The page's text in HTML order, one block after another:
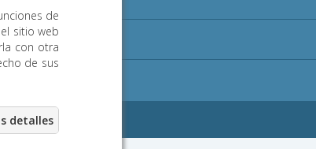
de
sitio web
con otra
de sus
Contacto